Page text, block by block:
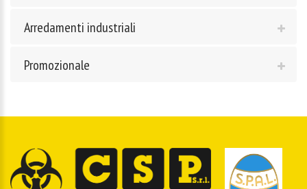
Arredamenti industriali
Promozionale